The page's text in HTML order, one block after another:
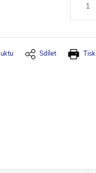
Tisk
Sdílet